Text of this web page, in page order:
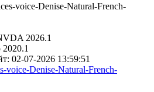
voice-Denise-Natural-French-
2026.1
02-07-2026 13:59:51
voice-Denise-Natural-French-